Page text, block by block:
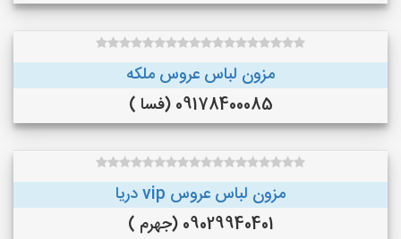
مزون لباس عروس ملکه
09178400085 (فسا )
مزون لباس عروس vip دریا
09029940401 (جهرم )